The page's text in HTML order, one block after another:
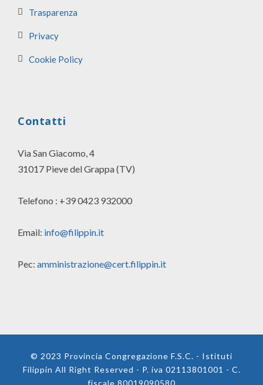
Trasparenza
Privacy
Cookie Policy
Contatti
Via San Giacomo, 4
31017 Pieve del Grappa (TV)
Telefono : +39 0423 932000
Email: info@filippin.it
Pec: amministrazione@cert.filippin.it
© 2023 Provincia Congregazione F.S.C. - Istituti
Filippin All Right Reserved - P. iva 02113801001 - C.